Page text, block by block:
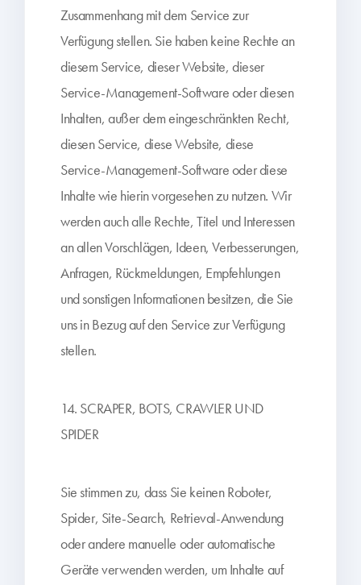
Zusammenhang mit dem Service zur
Verfügung stellen. Sie haben keine Rechte an
diesem Service, dieser Website, dieser
Service-Management-Software oder diesen
Inhalten, außer dem eingeschränkten Recht,
diesen Service, diese Website, diese
Service-Management-Software oder diese
Inhalte wie hierin vorgesehen zu nutzen. Wir
werden auch alle Rechte, Titel und Interessen
an allen Vorschlägen, Ideen, Verbesserungen,
Anfragen, Rückmeldungen, Empfehlungen
und sonstigen Informationen besitzen, die Sie
uns in Bezug auf den Service zur Verfügung
stellen.
14. SCRAPER, BOTS, CRAWLER UND
SPIDER
Sie stimmen zu, dass Sie keinen Roboter,
Spider, Site-Search, Retrieval-Anwendung
oder andere manuelle oder automatische
Geräte verwenden werden, um Inhalte auf